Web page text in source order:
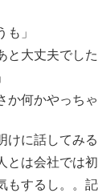
」
大丈夫でし
何かやっちゃ
けに話してみ
とは会社では
もするし。。